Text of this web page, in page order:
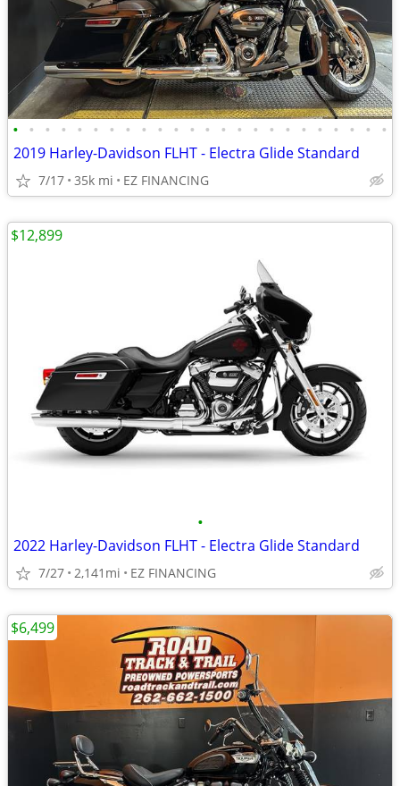
• • • • • • • • • • • • • • • • • • • • • • • •
2019 Harley-Davidson FLHT - Electra Glide Standard
7/17 35k mi EZ FINANCING
•
2022 Harley-Davidson FLHT - Electra Glide Standard
7/27 2,141mi EZ FINANCING
$12,899
$6,499